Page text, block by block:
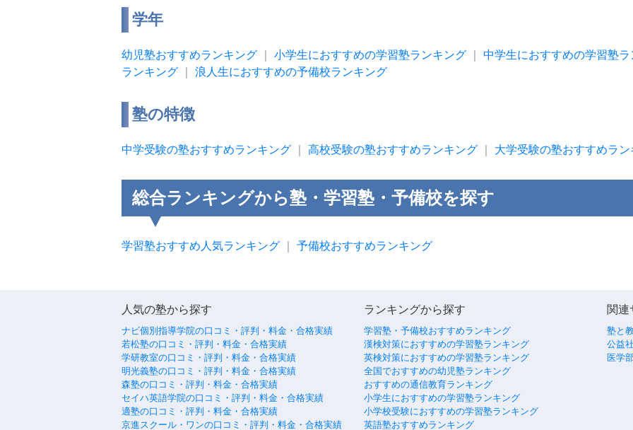
学年
幼児塾おすすめランキング 小学生におすすめの学習塾ランキング
中学生におすすめの学習塾ラ
ランキング
浪人生におすすめの予備校ランキング
塾の特徴
中学受験の塾おすすめランキング 高校受験の塾おすすめランキング 大学受験の塾おすすめラン
総合ランキングから塾・学習塾・予備校を探す
学習塾おすすめ人気ランキング 予備校おすすめランキング
人気の塾から探す
ナビ個別指導学院の口コミ・評判・料金・合格実績
若松塾の口コミ・評判・料金・合格実績
学研教室の口コミ・評判・料金・合格実績
明光義塾の口コミ・評判・料金・合格実績
森塾の口コミ・評判・料金・合格実績
セイハ英語学院の口コミ・評判・料金・合格実績
適塾の口コミ・評判・料金・合格実績
京進スクール・ワンの口コミ・評判・料金・合格実績
ランキングから探す
学習塾・予備校おすすめランキング
漢検対策におすすめの学習塾ランキング
英検対策におすすめの学習塾ランキング
全国でおすすめの幼児塾ランキング
おすすめの通信教育ランキング
小学生におすすめの学習塾ランキング
小学校受験におすすめの学習塾ランキング
英語塾おすすめランキング
関連
塾と
公益
医学